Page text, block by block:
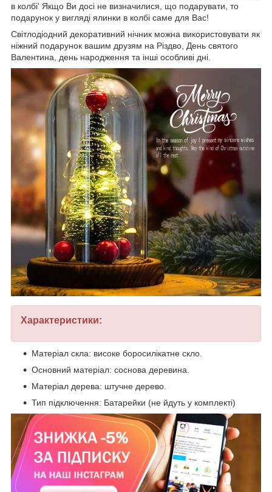
в колбі' Якщо Ви досі не визначилися, що подарувати, то
подарунок у вигляді ялинки в колбі саме для Вас!
Світлодіодний декоративний нічник можна використовувати як
ніжний подарунок вашим друзям на Різдво, День святого
Валентина, день народження та інші особливі дні.
Характеристики:
Матеріал скла: високе боросилікатне скло.
Основний матеріал: соснова деревина.
Матеріал дерева: штучне дерево.
Тип підключення: Батарейки (не йдуть у комплекті)